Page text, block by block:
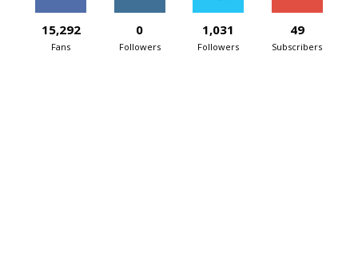
15,292
Fans
0
Followers
1,031
Followers
49
Subscribers